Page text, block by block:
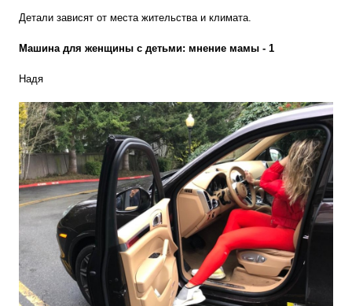
Детали зависят от места жительства и климата.
Машина для женщины с детьми: мнение мамы - 1
Надя